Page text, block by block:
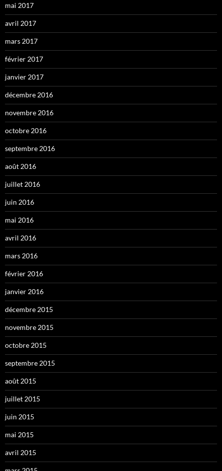
mai 2017
avril 2017
mars 2017
février 2017
janvier 2017
décembre 2016
novembre 2016
octobre 2016
septembre 2016
août 2016
juillet 2016
juin 2016
mai 2016
avril 2016
mars 2016
février 2016
janvier 2016
décembre 2015
novembre 2015
octobre 2015
septembre 2015
août 2015
juillet 2015
juin 2015
mai 2015
avril 2015